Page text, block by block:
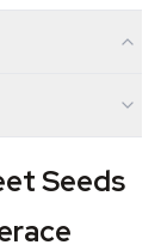
Seeds